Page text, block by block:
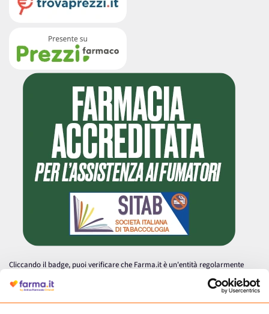
Cliccando il badge, puoi verificare che Farma.it è un'entità regolarmente
autorizzata dal Ministero della Salute a effettuare la vendita online di
medicinali.